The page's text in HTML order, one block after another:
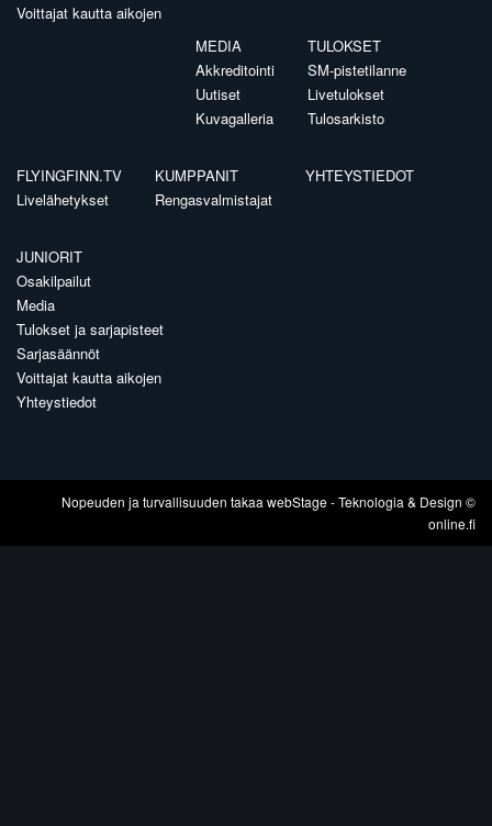
Voittajat kautta aikojen
MEDIA
Akkreditointi
Uutiset
Kuvagalleria
TULOKSET
SM-pistetilanne
Livetulokset
Tulosarkisto
FLYINGFINN.TV
Livelähetykset
KUMPPANIT
Rengasvalmistajat
YHTEYSTIEDOT
JUNIORIT
Osakilpailut
Media
Tulokset ja sarjapisteet
Sarjasäännöt
Voittajat kautta aikojen
Yhteystiedot
Nopeuden ja turvallisuuden takaawebStage- Teknologia & Design ©
online.fi